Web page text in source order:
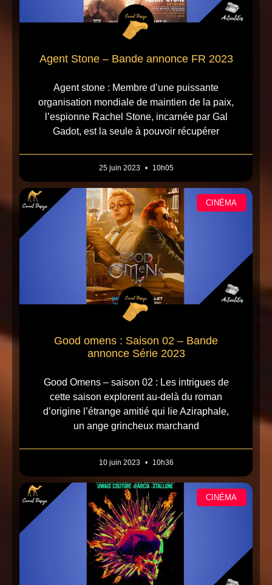
Agent Stone – Bande annonce FR 2023
Agent stone : Membre d’une puissante
organisation mondiale de maintien de la paix,
l’espionne Rachel Stone, incarnée par Gal
Gadot, est la seule à pouvoir récupérer
25 juin 2023 10h05
CINÉMA
Good omens : Saison 02 – Bande
annonce Série 2023
Good Omens – saison 02 : Les intrigues de
cette saison explorent au-delà du roman
d’origine l’étrange amitié qui lie Aziraphale,
un ange grincheux marchand
10 juin 2023 10h36
CINÉMA